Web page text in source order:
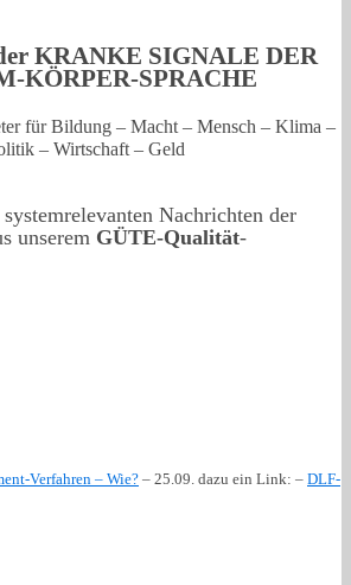
KRANKE SIGNALE DER
KÖRPER-SPRACHE
für Bildung – Macht – Mensch – Klima –
– Wirtschaft – Geld
Nachrichten der
unserem GÜTE-Qualität-
Verfahren – Wie? – 25.09. dazu ein Link: – DLF-